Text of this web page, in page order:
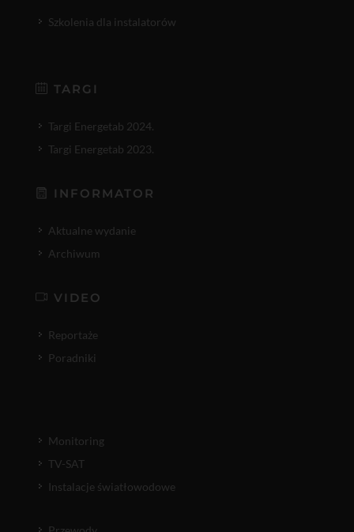
Szkolenia dla instalatorów
TARGI
Targi Energetab 2024.
Targi Energetab 2023.
INFORMATOR
Aktualne wydanie
Archiwum
VIDEO
Reportaże
Poradniki
Monitoring
TV-SAT
Instalacje światłowodowe